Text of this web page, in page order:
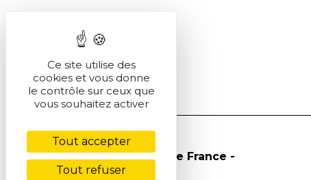
© Société Chimique de France -
Ce site utilise des
cookies et vous donne
le contrôle sur ceux que
vous souhaitez activer
Tout accepter
Tout refuser